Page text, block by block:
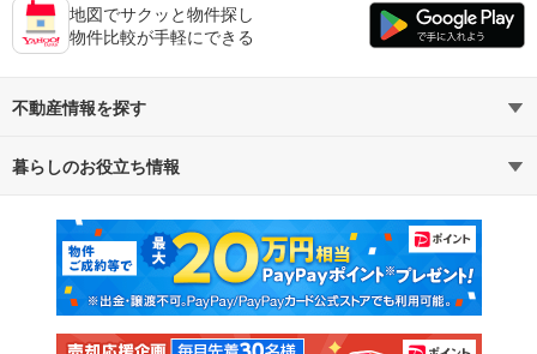
地図でサクッと物件探し
物件比較が手軽にできる
不動産情報を探す
不動産・住宅
新築マンション 中古マンション
新築一戸建て 中古一戸建て
暮らしのお役立ち情報
マンションカタログ 教えて！住まいの先生